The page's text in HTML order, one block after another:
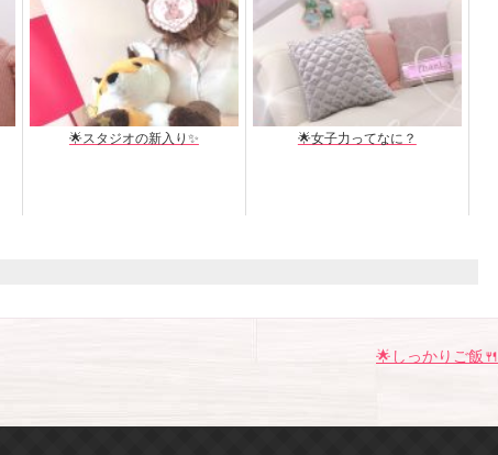
🌟スタジオの新入り✨ 🌟女子力ってなに？
🌟しっかりご飯🍴